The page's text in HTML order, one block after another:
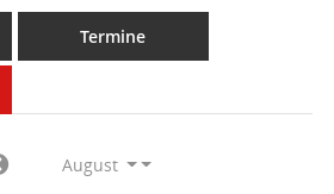
Termine
August